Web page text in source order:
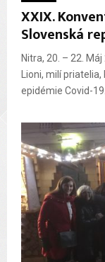
XXIX.
Slovenská
Nitra, 20. – 22. Máj
Lioni, milí priatelia,
epidémie Covid-19...